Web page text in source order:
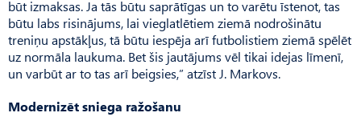
būt izmaksas. Ja tās būtu saprātīgas un to varētu īstenot, tas
būtu labs risinājums, lai vieglatlētiem ziemā nodrošinātu
treniņu apstākļus, tā būtu iespēja arī futbolistiem ziemā spēlēt
uz normāla laukuma. Bet šis jautājums vēl tikai idejas līmenī,
un varbūt ar to tas arī beigsies,” atzīst J. Markovs.
Modernizēt sniega ražošanu